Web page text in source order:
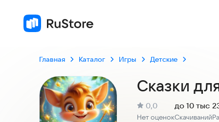
Главная Каталог Игры Детские
Сказки
Рейтинг:
0,0
Нет оценокСкачиваний
до 10 тыс